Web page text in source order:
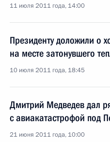
11 июля 2011 года, 14:00
Президенту доложили о
на месте затонувшего
10 июля 2011 года, 18:45
Дмитрий Медведев дал
с авиакатастрофой под
21 июня 2011 года, 10:00